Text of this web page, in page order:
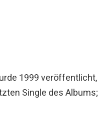
1999 veröffentlicht,
Single des Albums;